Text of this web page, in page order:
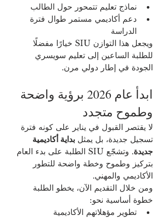
نماذج تعليم تتمحور حول الطالب
دعم أكاديمي مستمر طوال فترة
الدراسة
ويجعل هذا التوازن SIU خيارًا مفضلًا
للطلبة الساعين إلى تعليم سويسري
الجودة في إطار دولي مرن.
ابدأ عام 2026 برؤية واضحة
وطموح متجدد
لا يقتصر القبول في يناير على كونه فترة
تسجيل جديدة، بل يمثل بداية أكاديمية
جديدة
. وتشجّع SIU الطلبة على بدء العام
بتركيز وطموح وخطة واضحة للتطور
الأكاديمي والمهني.
ومن خلال التقديم الآن، يخطو الطلبة
خطوة أساسية نحو:
تطوير مؤهلاتهم الأكاديمية